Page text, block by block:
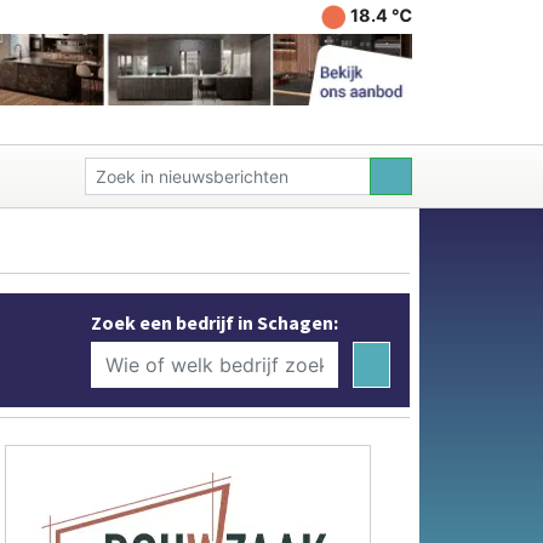
18.4 ℃
Zoek een bedrijf in Schagen: